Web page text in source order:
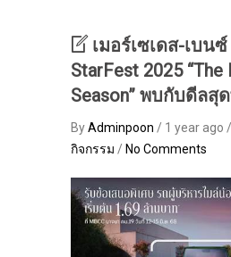
เมอร์เซเดส-เบน
StarFest 2025 “The
Season” พบกับดีลสุ
ByAdminpoon / 1 year ago /
กิจกรรม / No Comments